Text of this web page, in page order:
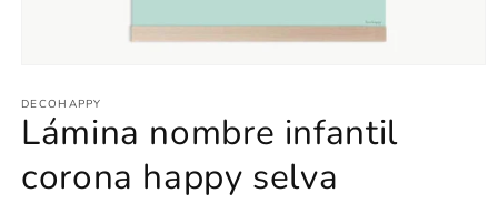
multimedia
1
en
ventana
modal
DECOHAPPY
Lámina nombre infantil
corona happy selva